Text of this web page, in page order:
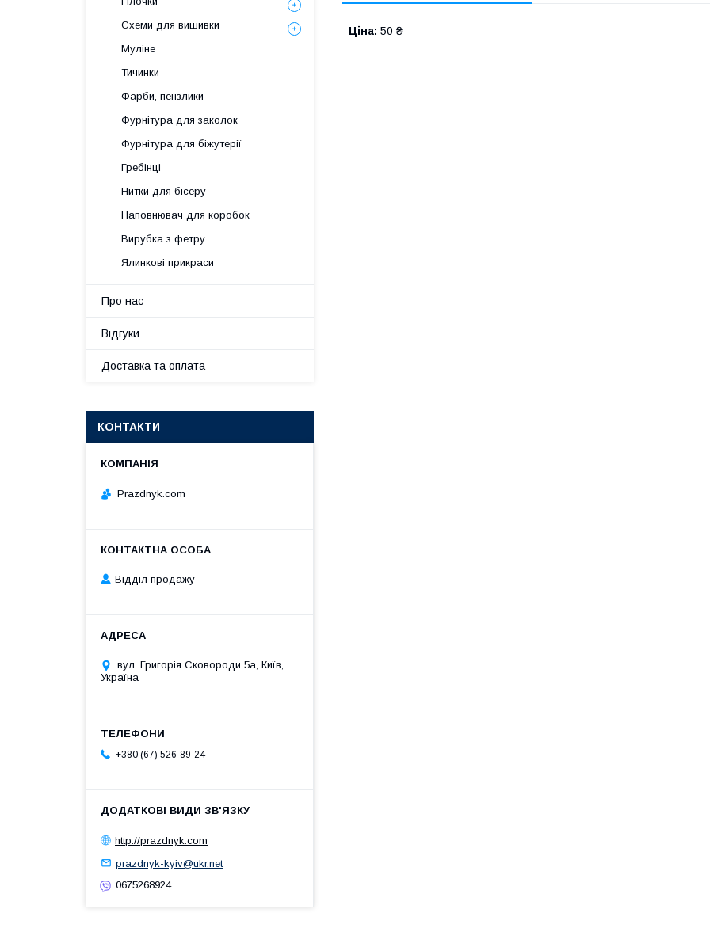
Ціна: 50 ₴
Схеми для вишивки
Муліне
Тичинки
Фарби, пензлики
Фурнітура для заколок
Фурнітура для біжутерії
Гребінці
Нитки для бісеру
Наповнювач для коробок
Вирубка з фетру
Ялинкові прикраси
Про нас
Відгуки
Доставка та оплата
КОНТАКТИ
Prazdnyk.com
Відділ продажу
вул. Григорія Сковороди 5а, Київ,
Україна
+380 (67) 526-89-24
http://prazdnyk.com
prazdnyk-kyiv@ukr.net
0675268924